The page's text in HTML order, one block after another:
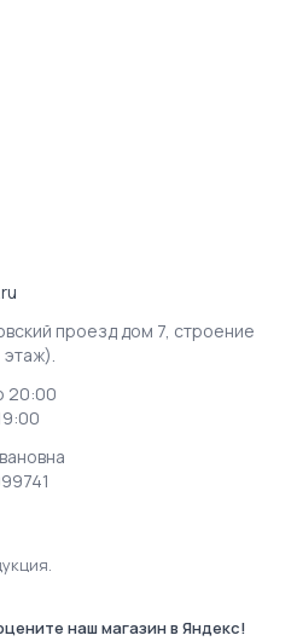
проезд дом 7, строение
этаж).
20:00
наш магазин в Яндекс!